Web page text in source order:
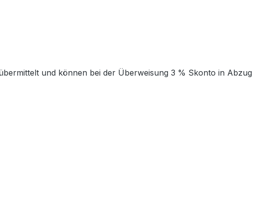
und können bei der Überweisung 3 % Skonto in Abzug